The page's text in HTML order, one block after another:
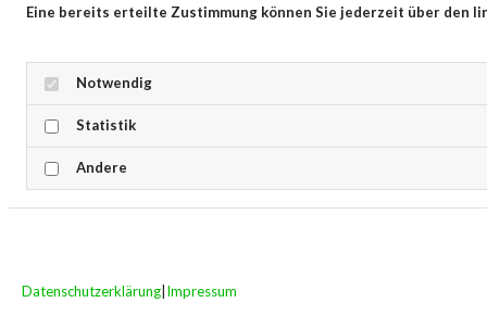
□ Orale Rehydratationslösung
Laden Sie sich die kostenlose Checkliste als PDF
FAQs: Häufige Fragen zur
Kann ich meine Reiseapotheke im Ausland
nachkaufen?
Eine bereits erteilte Zustimmung können Sie jederzeit über den
Notwendig
Statistik
Andere
Datenschutzerklärung Impressum